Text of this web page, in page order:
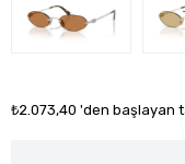
₺2.073,40 'den başlayan